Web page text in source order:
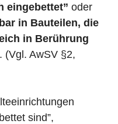
eingebettet” oder
in Bauteilen, die
in Berührung
. (Vgl. AwSV §2,
sind”,